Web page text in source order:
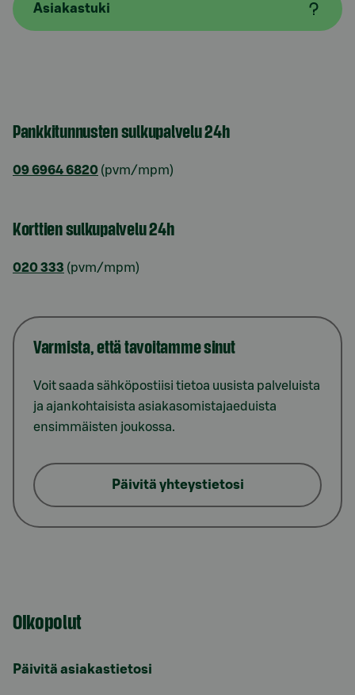
Asiakastuki
Pankkitunnusten sulkupalvelu 24h
09 6964 6820 (pvm/mpm)
Korttien sulkupalvelu 24h
020 333 (pvm/mpm)
Varmista, että tavoitamme sinut
Voit saada sähköpostiisi tietoa uusista palveluista
ja ajankohtaisista asiakasomistajaeduista
ensimmäisten joukossa.
Päivitä yhteystietosi
Oikopolut
Päivitä asiakastietosi